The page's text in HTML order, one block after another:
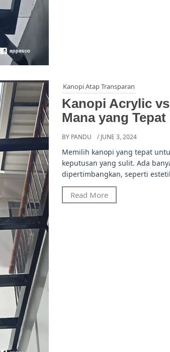
Kanopi Atap Transparan
Kanopi Acrylic
Mana yang
BY PANDU / JUNE 3, 2024
Memilih kanopi yang tepat
keputusan yang sulit. Ada
dipertimbangkan, seperti
Read More